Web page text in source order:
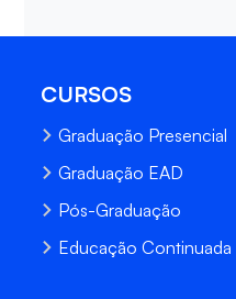
CURSOS
Graduação Presencial
Graduação EAD
Pós-Graduação
Educação Continuada